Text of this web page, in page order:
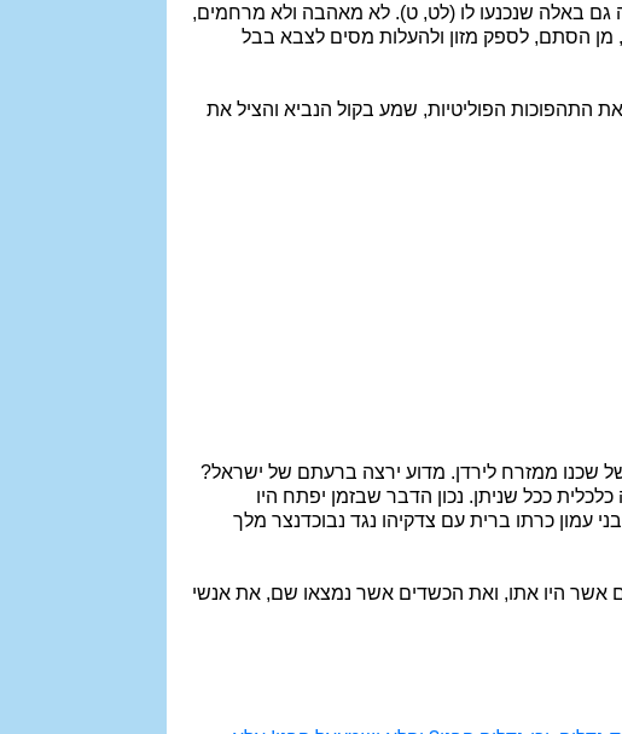
גם באלה שנכנעו לו (לט, ט). לא מאהבה ולא מרחמים,
מן הסתם, לספק מזון ולהעלות מסים לצבא בבל
את התהפוכות הפוליטיות, שמע בקול הנביא והציל את
של שכנו ממזרח לירדן. מדוע ירצה ברעתם של ישראל?
ככל שניתן. נכון הדבר שבזמן יפתח היו
את העבר. יתירה מזו: בני עמון כרתו ברית עם צדקיהו נגד נבוכדנצר מלך
אשר היו אתו, ואת הכשדים אשר נמצאו שם, את אנשי